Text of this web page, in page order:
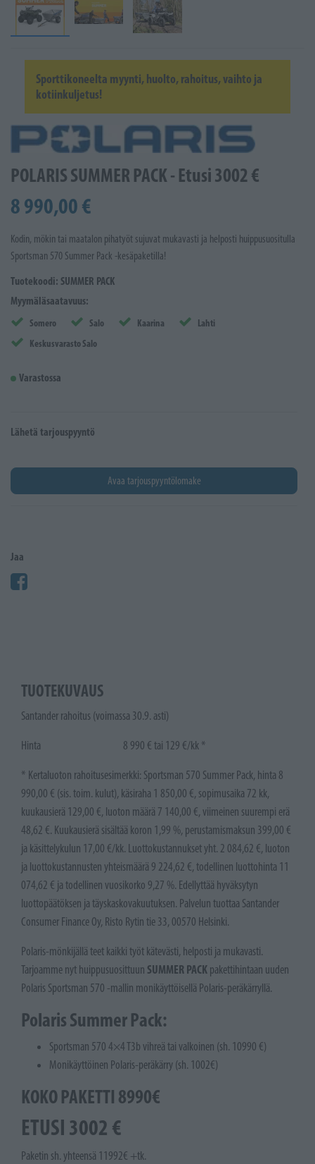
Sporttikoneelta myynti, huolto, rahoitus, vaihto ja
kotiinkuljetus!
POLARIS SUMMER PACK - Etusi 3002 €
8 990,00 €
Kodin, mökin tai maatalon pihatyöt sujuvat mukavasti ja helposti huippusuositulla
Sportsman 570 Summer Pack -kesäpaketilla!
Tuotekoodi: SUMMER PACK
Myymäläsaatavuus:
Somero Salo Kaarina
Lahti
Keskusvarasto Salo
Varastossa
Lähetä tarjouspyyntö
Avaa tarjouspyyntölomake
Jaa
TUOTEKUVAUS
Santander rahoitus (voimassa 30.9. asti)
Hinta 8 990 € tai 129 €/kk *
* Kertaluoton rahoitusesimerkki: Sportsman 570 Summer Pack, hinta 8
990,00 € (sis. toim. kulut), käsiraha 1 850,00 €, sopimusaika 72 kk,
kuukausierä 129,00 €, luoton määrä 7 140,00 €, viimeinen suurempi erä
48,62 €. Kuukausierä sisältää koron 1,99 %, perustamismaksun 399,00 €
ja käsittelykulun 17,00 €/kk. Luottokustannukset yht. 2 084,62 €, luoton
ja luottokustannusten yhteismäärä 9 224,62 €, todellinen luottohinta 11
074,62 € ja todellinen vuosikorko 9,27 %. Edellyttää hyväksytyn
luottopäätöksen ja täyskaskovakuutuksen. Palvelun tuottaa Santander
Consumer Finance Oy, Risto Rytin tie 33, 00570 Helsinki.
Polaris-mönkijällä teet kaikki työt kätevästi, helposti ja mukavasti.
Tarjoamme nyt huippusuosittuun SUMMER PACK pakettihintaan uuden
Polaris Sportsman 570 -mallin monikäyttöisellä Polaris-peräkärryllä.
Polaris Summer Pack:
Sportsman 570 4×4 T3b vihreä tai valkoinen (sh. 10990 €)
Monikäyttöinen Polaris-peräkärry (sh. 1002€)
KOKO PAKETTI 8990€
ETUSI 3002 €
Paketin sh. yhteensä 11992€ +tk.